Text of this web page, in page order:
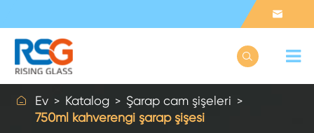


 Ev Katalog
Şarap cam şişeleri
750ml kahverengi şarap şişesi